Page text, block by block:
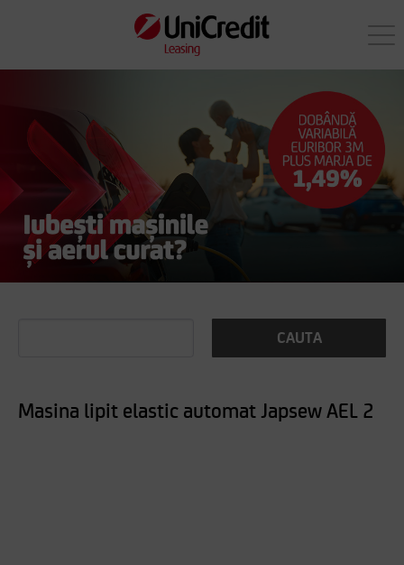
CAUTA
Masina lipit elastic automat Japsew AEL 2